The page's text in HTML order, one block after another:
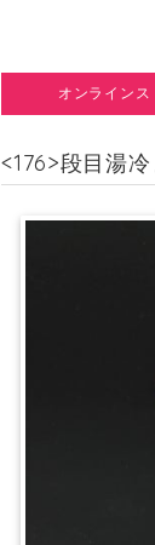
オンライン
<176>段目湯